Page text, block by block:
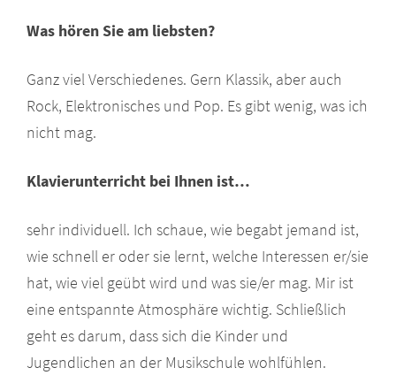
Was hören Sie am liebsten?
Ganz viel Verschiedenes. Gern Klassik, aber auch
Rock, Elektronisches und Pop. Es gibt wenig, was ich
nicht mag.
Klavierunterricht bei Ihnen ist…
sehr individuell. Ich schaue, wie begabt jemand ist,
wie schnell er oder sie lernt, welche Interessen er/sie
hat, wie viel geübt wird und was sie/er mag. Mir ist
eine entspannte Atmosphäre wichtig. Schließlich
geht es darum, dass sich die Kinder und
Jugendlichen an der Musikschule wohlfühlen.